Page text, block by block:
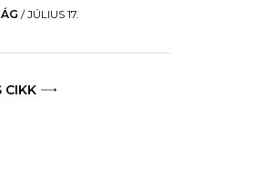
/JÚLIUS 17.
CIKK